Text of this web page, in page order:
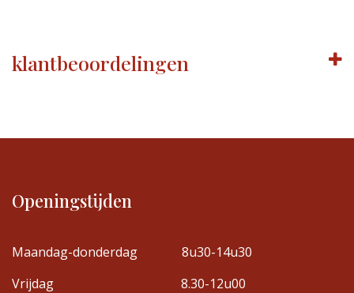
klantbeoordelingen
Openingstijden
Maandag-donderdag
8u30-14u30
Vrijdag
8.30-12u00